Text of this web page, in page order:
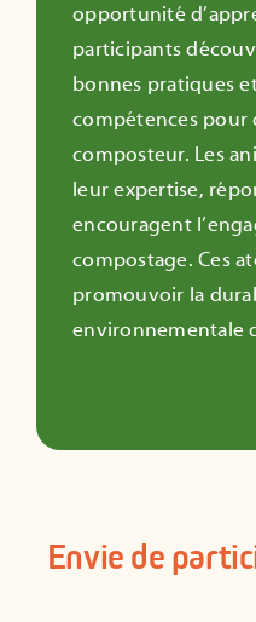
opportunité
participants
bonnes pratiques
compétences pour
composteur. Les
leur expertise,
encouragent
compostage. Ces
promouvoir la
environnementale
Envie de